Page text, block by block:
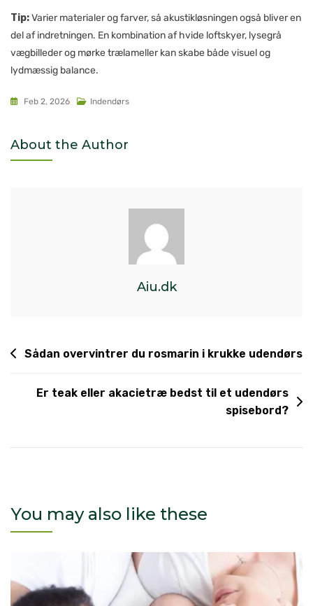
Tip:Varier materialer og farver, så akustikløsningen også bliver en
del af indretningen. En kombination af hvide loftskyer, lysegrå
vægbilleder og mørke trælameller kan skabe både visuel og
lydmæssig balance.
Feb 2, 2026 Indendørs
About the Author
Aiu.dk
Sådan overvintrer du rosmarin i krukke udendørs
Er teak eller akacietræ bedst til et udendørs
spisebord?
You may also like these